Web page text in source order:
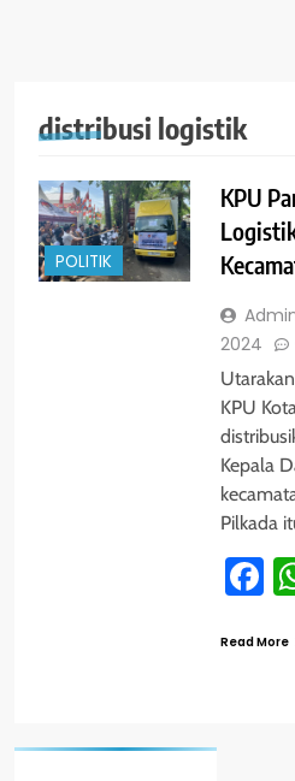
distribusi logistik
POLITIK
KPU
2024
KPU
Kepala
Pilkada
Read More